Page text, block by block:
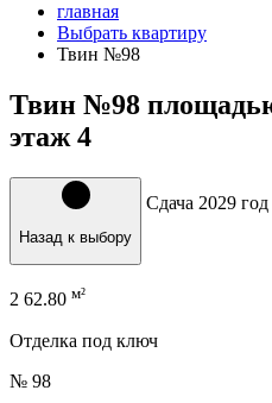
главная
Выбрать квартиру
Твин №98
Твин №98
этаж 4
Назад к выбору
Сдача 2029 год
2 62.80 м²
Отделка под ключ
№ 98